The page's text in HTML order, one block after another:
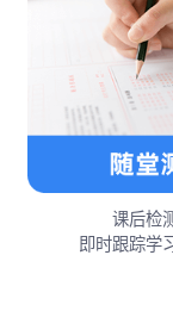
课后检
即时跟踪学